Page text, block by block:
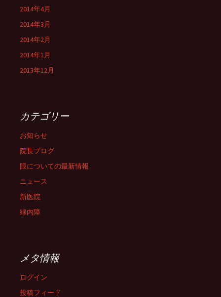
2014年4月
2014年3月
2014年2月
2014年1月
2013年12月
カテゴリー
お知らせ
院長ブログ
眼についての最新情報
ニュース
新医院
緑内障
メタ情報
ログイン
投稿フィード